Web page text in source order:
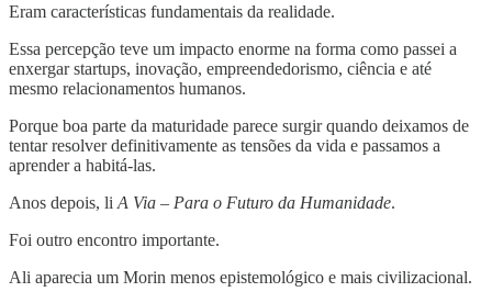
Eram características fundamentais da realidade.
Essa percepção teve um impacto enorme na forma como passei a
enxergar startups, inovação, empreendedorismo, ciência e até
mesmo relacionamentos humanos.
Porque boa parte da maturidade parece surgir quando deixamos de
tentar resolver definitivamente as tensões da vida e passamos a
aprender a habitá-las.
Anos depois, li A Via – Para o Futuro da Humanidade.
Foi outro encontro importante.
Ali aparecia um Morin menos epistemológico e mais civilizacional.